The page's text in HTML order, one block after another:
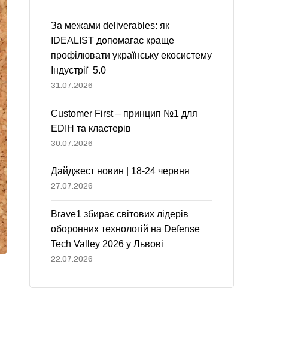
За межами deliverables: як
IDEALIST допомагає краще
профілювати українську екосистему
Індустрії 5.0
31.07.2026
Customer First – принцип №1 для
EDIH та кластерів
30.07.2026
Дайджест новин | 18-24 червня
27.07.2026
Brave1 збирає світових лідерів
оборонних технологій на Defense
Tech Valley 2026 у Львові
22.07.2026